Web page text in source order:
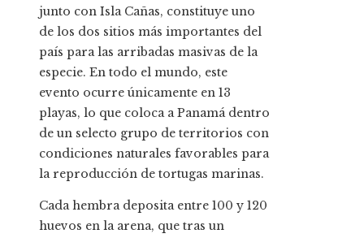
junto con Isla Cañas, constituye uno
de los dos sitios más importantes del
país para las arribadas masivas de la
especie. En todo el mundo, este
evento ocurre únicamente en 13
playas, lo que coloca a Panamá dentro
de un selecto grupo de territorios con
condiciones naturales favorables para
la reproducción de tortugas marinas.
Cada hembra deposita entre 100 y 120
huevos en la arena, que tras un